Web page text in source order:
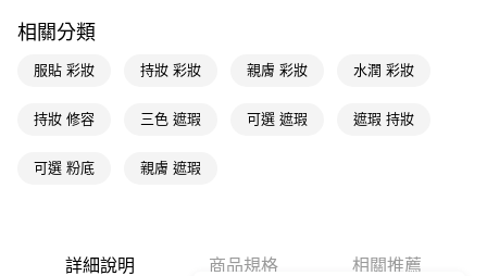
AFTEE先享後付是「在收到商品之後才付款」的支付方式。 讓您購物簡單
１．簡單：不需註冊會員、不需綁卡、不需儲值。
１．於結帳方式選擇「AFTEE先享後付」後，將跳轉至「AFTEE先享後付」
※ 請注意：結帳手續完成當下不需立刻繳費，但若您需要取消訂單，請聯絡
即享券
運送方式
全家取貨付款
萊爾富取貨付款
相關分類
服貼 彩妝 持妝 彩妝 親膚 彩妝 水潤 彩妝
持妝 修容 三色 遮瑕 可選 遮瑕 遮瑕 持妝
可選 粉底 親膚 遮瑕
詳細說明 商品規格 相關推薦